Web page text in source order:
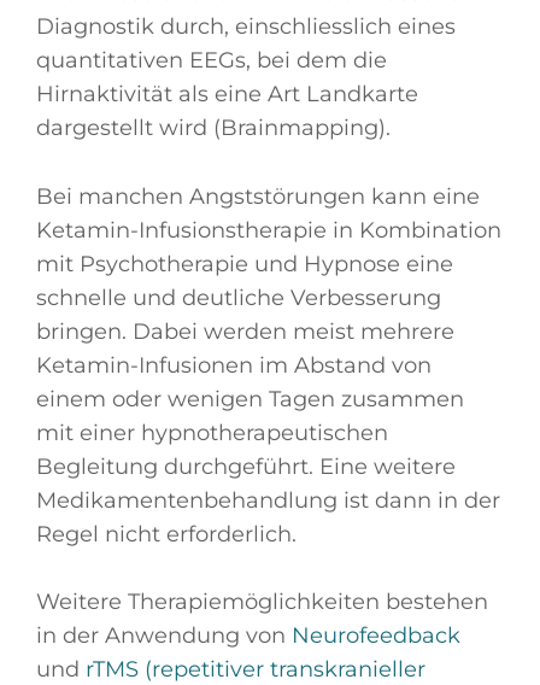
Diagnostik durch, einschliesslich eines
quantitativen EEGs, bei dem die
Hirnaktivität als eine Art Landkarte
dargestellt wird (Brainmapping).
Bei manchen Angststörungen kann eine
Ketamin-Infusionstherapie in Kombination
mit Psychotherapie und Hypnose eine
schnelle und deutliche Verbesserung
bringen. Dabei werden meist mehrere
Ketamin-Infusionen im Abstand von
einem oder wenigen Tagen zusammen
mit einer hypnotherapeutischen
Begleitung durchgeführt. Eine weitere
Medikamentenbehandlung ist dann in der
Regel nicht erforderlich.
Weitere Therapiemöglichkeiten bestehen
in der Anwendung von Neurofeedback
und rTMS (repetitiver transkranieller